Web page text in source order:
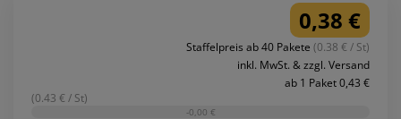
0,38 €
Staffelpreis ab 40 Pakete (0.38 € / St)
inkl. MwSt. & zzgl. Versand
ab 1 Paket 0,43 €
(0.43 € / St)
-0,00 €